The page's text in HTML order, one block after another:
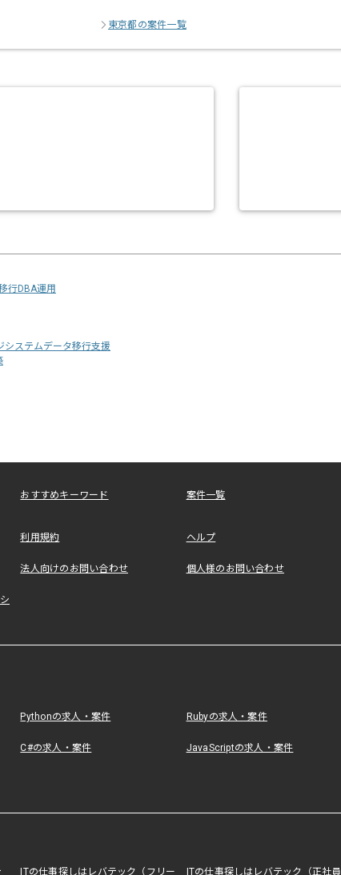
東京都の案件一覧
行DBA運用
システムデータ移行支援
おすすめキーワード 案件一覧
利用規約 ヘルプ
法人向けのお問い合わせ 個人様のお問い合わせ
Pythonの求人・案件 Rubyの求人・案件
C#の求人・案件 JavaScriptの求人・案件
ITの仕事探しはレバテック（フリー ITの仕事探しはレバテック（正社員